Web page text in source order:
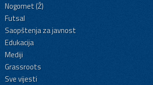
Nogomet (Ž)
Futsal
Saopštenja za javnost
Edukacija
Mediji
Grassroots
Sve vijesti